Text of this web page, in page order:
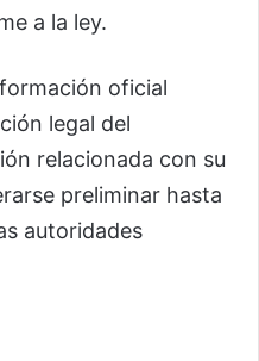
a la ley.
oficial
legal del
relacionada con su
preliminar hasta
autoridades